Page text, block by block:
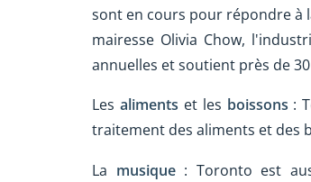
sont en cours pour répondre à
mairesse Olivia Chow,
annuelles et soutient près de
Les aliments et les boissons :
traitement des aliments et des
La musique: Toronto est